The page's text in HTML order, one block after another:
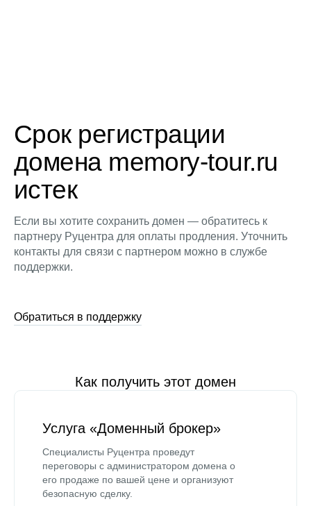
Срок регистрации
домена memory-tour.ru
истек
Если вы хотите сохранить домен — обратитесь к
партнеру Руцентра для оплаты продления. Уточнить
контакты для связи с партнером можно в службе
поддержки.
Обратиться в поддержку
Как получить этот домен
Услуга «Доменный брокер»
Специалисты Руцентра проведут
переговоры с администратором домена о
его продаже по вашей цене и организуют
безопасную сделку.